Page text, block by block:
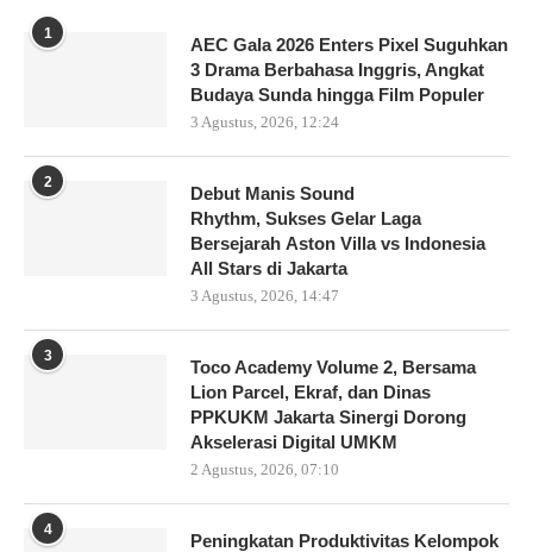
1
AEC Gala 2026 Enters Pixel Suguhkan
3 Drama Berbahasa Inggris, Angkat
Budaya Sunda hingga Film Populer
3 Agustus, 2026, 12:24
2
Debut Manis Sound
Rhythm, Sukses Gelar Laga
Bersejarah Aston Villa vs Indonesia
All Stars di Jakarta
3 Agustus, 2026, 14:47
3
Toco Academy Volume 2, Bersama
Lion Parcel, Ekraf, dan Dinas
PPKUKM Jakarta Sinergi Dorong
Akselerasi Digital UMKM
2 Agustus, 2026, 07:10
4
Peningkatan Produktivitas Kelompok